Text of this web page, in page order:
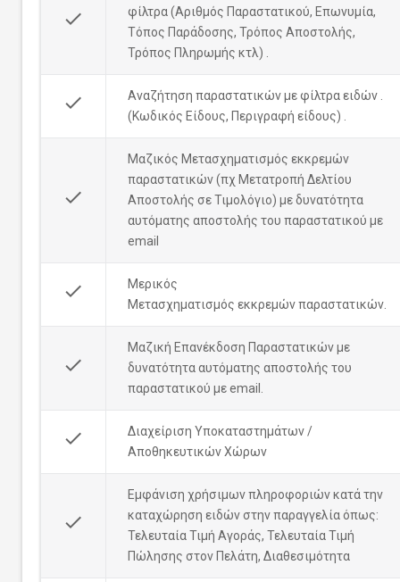
done
φίλτρα (Αριθμός Παραστατικού, Επωνυμία,
Τόπος Παράδοσης, Τρόπος Αποστολής,
Τρόπος Πληρωμής κτλ) .
done
Αναζήτηση παραστατικών με φίλτρα ειδών .
(Κωδικός Είδους, Περιγραφή είδους) .
done
Μαζικός Μετασχηματισμός εκκρεμών
παραστατικών (πχ Μετατροπή Δελτίου
Αποστολής σε Τιμολόγιο) με δυνατότητα
αυτόματης αποστολής του παραστατικού με
email
done
Μερικός
Μετασχηματισμός εκκρεμών παραστατικών.
done
Μαζική Επανέκδοση Παραστατικών με
δυνατότητα αυτόματης αποστολής του
παραστατικού με email.
done
Διαχείριση Υποκαταστημάτων /
Αποθηκευτικών Χώρων
done
Εμφάνιση χρήσιμων πληροφοριών κατά την
καταχώρηση ειδών στην παραγγελία όπως:
Τελευταία Τιμή Αγοράς, Τελευταία Τιμή
Πώλησης στον Πελάτη, Διαθεσιμότητα